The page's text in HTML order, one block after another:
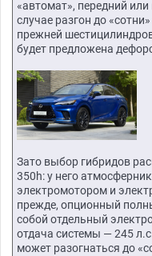
«автомат», передний
случае разгон до
прежней
будет предложена
Зато выбор гибридов
350h: у него
электромотором и
прежде, опционный
собой отдельный
отдача системы — 245
может разогнаться до